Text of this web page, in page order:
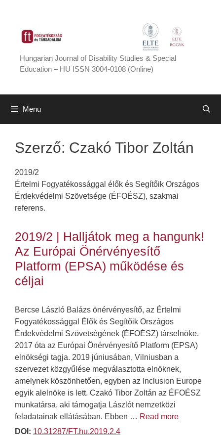
content
Hungarian Journal of Disability Studies & Special
Education – HU ISSN 3004-0108 (Online)
Menu
Szerző: Czakó Tibor Zoltán
2019/2
Értelmi Fogyatékossággal élők és Segítőik Országos
Érdekvédelmi Szövetsége (ÉFOÉSZ), szakmai
referens.
2019/2 | Halljátok meg a hangunk!
Az Európai Önérvényesítő
Platform (EPSA) működése és
céljai
Bercse László Balázs önérvényesítő, az Értelmi
Fogyatékossággal Élők és Segítőik Országos
Érdekvédelmi Szövetségének (ÉFOÉSZ) társelnöke.
2017 óta az Európai Önérvényesítő Platform (EPSA)
elnökségi tagja. 2019 júniusában, Vilniusban a
szervezet közgyűlése megválasztotta elnöknek,
amelynek köszönhetően, egyben az Inclusion Europe
egyik alelnöke is lett. Czakó Tibor Zoltán az ÉFOÉSZ
munkatársa, aki támogatja Lászlót nemzetközi
feladatainak ellátásában. Ebben … Read more
DOI: 10.31287/FT.hu.2019.2.4